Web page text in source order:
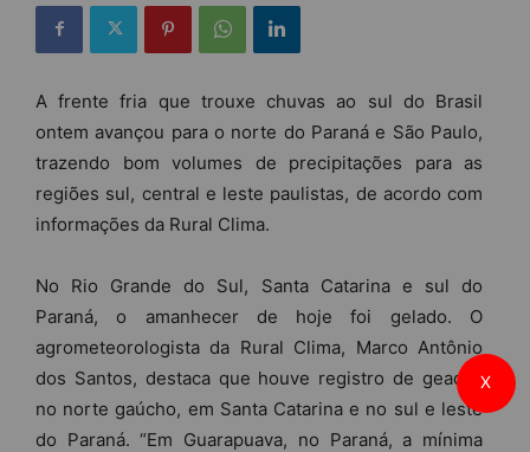
A frente fria que trouxe chuvas ao sul do Brasil
ontem avançou para o norte do Paraná e São Paulo,
trazendo bom volumes de precipitações para as
regiões sul, central e leste paulistas, de acordo com
informações da Rural Clima.
No Rio Grande do Sul, Santa Catarina e sul do
Paraná, o amanhecer de hoje foi gelado. O
agrometeorologista da Rural Clima, Marco Antônio
dos Santos, destaca que houve registro de geadas
no norte gaúcho, em Santa Catarina e no sul e leste
do Paraná. “Em Guarapuava, no Paraná, a mínima
X